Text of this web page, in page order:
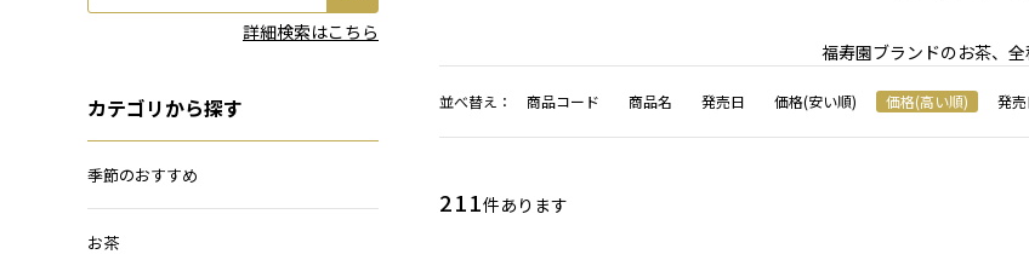
詳細検索はこちら
カテゴリから探す
季節のおすすめ
お茶
福寿園ブランドのお茶、
並べ替え： 商品コード 商品名 発売日 価格(安い順) 価格(高い順) 発
211件あります